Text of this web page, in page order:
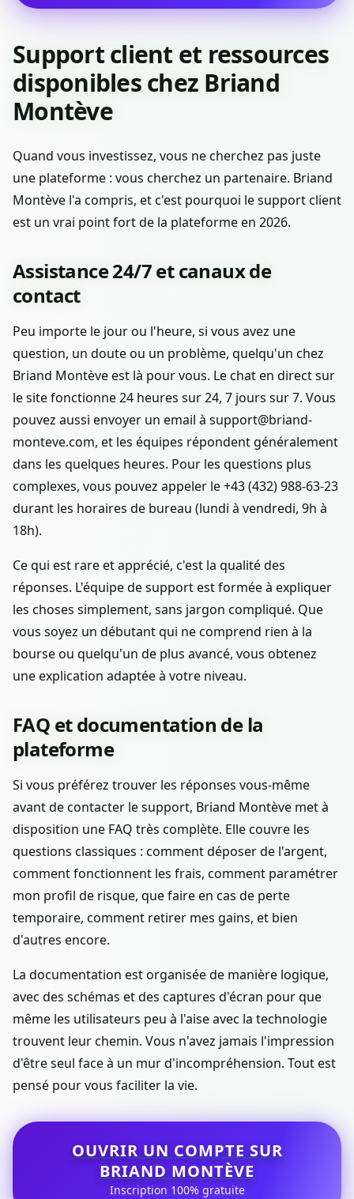
Support client et ressources
disponibles chez Briand
Montève
Quand vous investissez, vous ne cherchez pas juste
une plateforme : vous cherchez un partenaire. Briand
Montève l'a compris, et c'est pourquoi le support client
est un vrai point fort de la plateforme en 2026.
Assistance 24/7 et canaux de
contact
Peu importe le jour ou l'heure, si vous avez une
question, un doute ou un problème, quelqu'un chez
Briand Montève est là pour vous. Le chat en direct sur
le site fonctionne 24 heures sur 24, 7 jours sur 7. Vous
pouvez aussi envoyer un email à support@briand-
monteve.com, et les équipes répondent généralement
dans les quelques heures. Pour les questions plus
complexes, vous pouvez appeler le +43 (432) 988-63-23
durant les horaires de bureau (lundi à vendredi, 9h à
18h).
Ce qui est rare et apprécié, c'est la qualité des
réponses. L'équipe de support est formée à expliquer
les choses simplement, sans jargon compliqué. Que
vous soyez un débutant qui ne comprend rien à la
bourse ou quelqu'un de plus avancé, vous obtenez
une explication adaptée à votre niveau.
FAQ et documentation de la
plateforme
Si vous préférez trouver les réponses vous-même
avant de contacter le support, Briand Montève met à
disposition une FAQ très complète. Elle couvre les
questions classiques : comment déposer de l'argent,
comment fonctionnent les frais, comment paramétrer
mon profil de risque, que faire en cas de perte
temporaire, comment retirer mes gains, et bien
d'autres encore.
La documentation est organisée de manière logique,
avec des schémas et des captures d'écran pour que
même les utilisateurs peu à l'aise avec la technologie
trouvent leur chemin. Vous n'avez jamais l'impression
d'être seul face à un mur d'incompréhension. Tout est
pensé pour vous faciliter la vie.
OUVRIR UN COMPTE SUR
BRIAND MONTÈVE
Inscription 100% gratuite